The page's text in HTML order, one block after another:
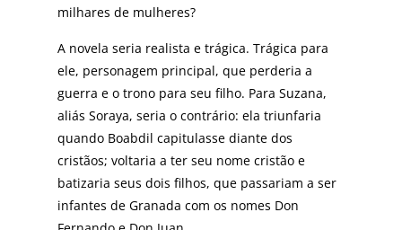
milhares de mulheres?
A novela seria realista e trágica. Trágica para
ele, personagem principal, que perderia a
guerra e o trono para seu filho. Para Suzana,
aliás Soraya, seria o contrário: ela triunfaria
quando Boabdil capitulasse diante dos
cristãos; voltaria a ter seu nome cristão e
batizaria seus dois filhos, que passariam a ser
infantes de Granada com os nomes Don